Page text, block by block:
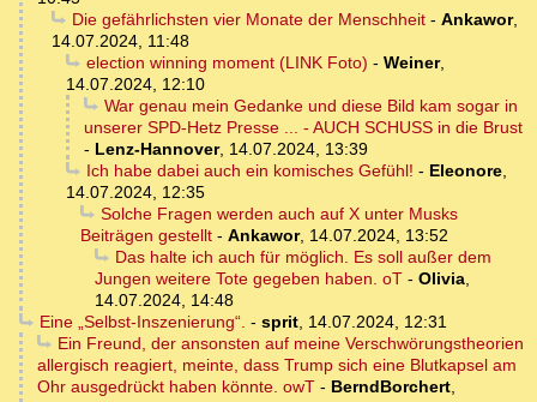
Die gefährlichsten vier Monate der Menschheit- Ankawor,
14.07.2024, 11:48
election winning moment (LINK Foto) - Weiner,
14.07.2024, 12:10
War genau mein Gedanke und diese Bild kam sogar in
unserer SPD-Hetz Presse ... - AUCH SCHUSS in die Brust
- Lenz-Hannover, 14.07.2024, 13:39
Ich habe dabei auch ein komisches Gefühl! - Eleonore,
14.07.2024, 12:35
Solche Fragen werden auch auf X unter Musks
Beiträgen gestellt - Ankawor, 14.07.2024, 13:52
Das halte ich auch für möglich. Es soll außer dem
Jungen weitere Tote gegeben haben. oT - Olivia,
14.07.2024, 14:48
Eine „Selbst-Inszenierung“. - sprit, 14.07.2024, 12:31
Ein Freund, der ansonsten auf meine Verschwörungstheorien
allergisch reagiert, meinte, dass Trump sich eine Blutkapsel am
Ohr ausgedrückt haben könnte. owT - BerndBorchert,